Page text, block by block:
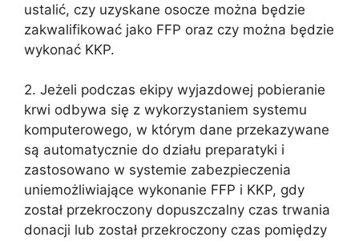
ustalić, czy uzyskane osocze można będzie
zakwalifikować jako FFP oraz czy można będzie
wykonać KKP.
2. Jeżeli podczas ekipy wyjazdowej pobieranie
krwi odbywa się z wykorzystaniem systemu
komputerowego, w którym dane przekazywane
są automatycznie do działu preparatyki i
zastosowano w systemie zabezpieczenia
uniemożliwiające wykonanie FFP i KKP, gdy
został przekroczony dopuszczalny czas trwania
donacji lub został przekroczony czas pomiędzy